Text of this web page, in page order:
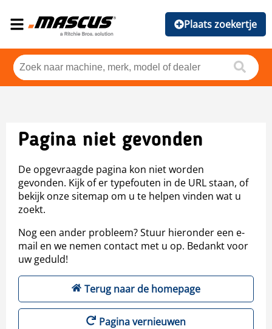
Plaats zoekertje
Pagina niet gevonden
De opgevraagde pagina kon niet worden
gevonden. Kijk of er typefouten in de URL staan, of
bekijk onze sitemap om u te helpen vinden wat u
zoekt.
Nog een ander probleem? Stuur hieronder een e-
mail en we nemen contact met u op. Bedankt voor
uw geduld!
Terug naar de homepage
Pagina vernieuwen